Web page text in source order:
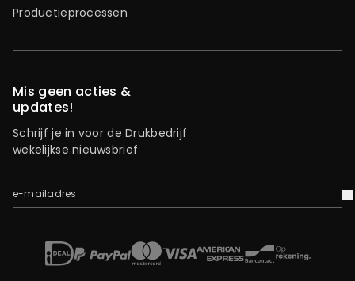
Productieprocessen
Mis geen acties &
updates!
Schrijf je in voor de Drukbedrijf
wekelijkse nieuwsbrief
e-mailadres
iDEALPaypal Mastercard
Visa American Express
BancontactOp rekening